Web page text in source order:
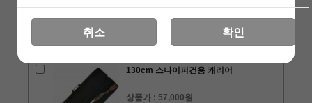
+1 -1
130cm 스나이퍼건용 캐리어
상품가 : 57,000원
취소 확인